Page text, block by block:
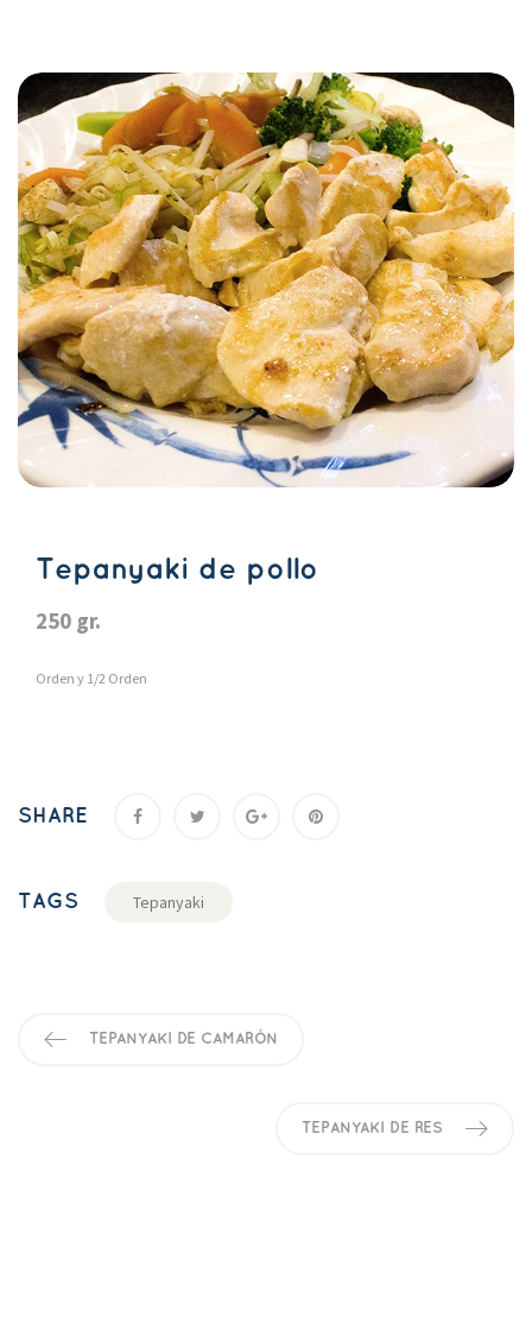
Tepanyaki de pollo
250 gr.
Orden y 1/2 Orden
SHARE
TAGS Tepanyaki
TEPANYAKI DE CAMARÓN
TEPANYAKI DE RES